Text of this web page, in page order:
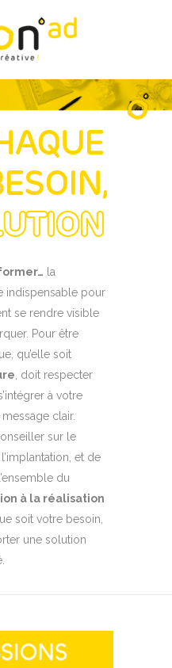
la
indispensable pour
se rendre visible
Pour être
qu’elle soit
, doit respecter
à votre
clair.
sur le
et de
du
à la réalisation
soit votre besoin,
une solution